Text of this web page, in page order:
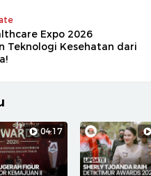
Expo 2026
Teknologi Kesehatan dari
04:17